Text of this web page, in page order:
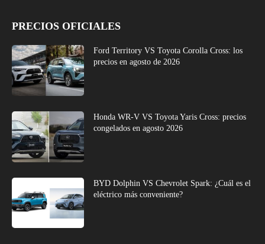
PRECIOS OFICIALES
Ford Territory VS Toyota Corolla Cross: los
precios en agosto de 2026
Honda WR-V VS Toyota Yaris Cross: precios
congelados en agosto 2026
BYD Dolphin VS Chevrolet Spark: ¿Cuál es el
eléctrico más conveniente?